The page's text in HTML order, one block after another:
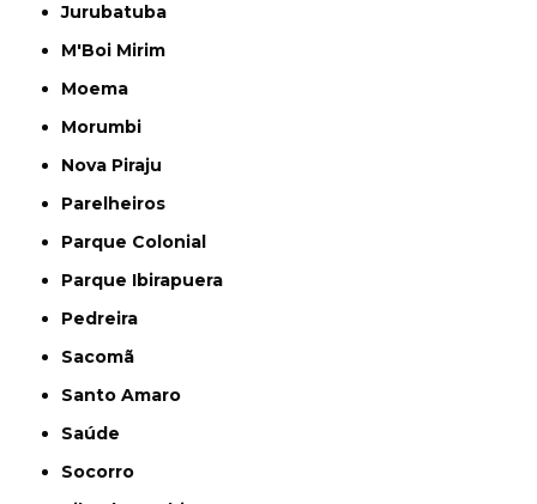
Jurubatuba
M'Boi Mirim
Moema
Morumbi
Nova Piraju
Parelheiros
Parque Colonial
Parque Ibirapuera
Pedreira
Sacomã
Santo Amaro
Saúde
Socorro